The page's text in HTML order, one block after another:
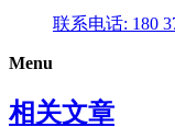
联系电话: 180
Menu
相关文章